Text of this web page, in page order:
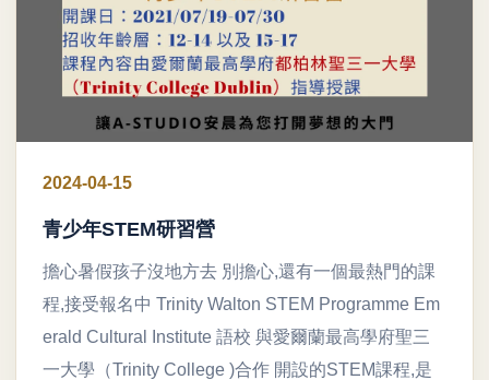
2024-04-15
青少年STEM研習營
擔心暑假孩子沒地方去 別擔心,還有一個最熱門的課
程,接受報名中 Trinity Walton STEM Programme Em
erald Cultural Institute 語校 與愛爾蘭最高學府聖三
一大學（Trinity College )合作 開設的STEM課程,是